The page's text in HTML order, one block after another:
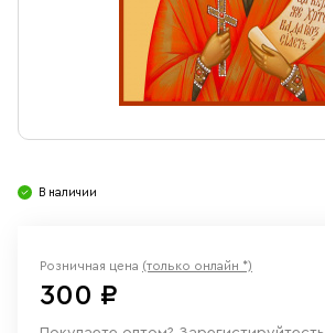
Ювелирные изделия
В наличии
Розничная цена (только онлайн *)
300 ₽